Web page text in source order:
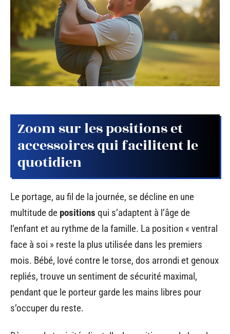
Zoom sur les positions et
accessoires qui facilitent le
quotidien
Le portage, au fil de la journée, se décline en une
multitude de positions qui s’adaptent à l’âge de
l’enfant et au rythme de la famille. La position « ventral
face à soi » reste la plus utilisée dans les premiers
mois. Bébé, lové contre le torse, dos arrondi et genoux
repliés, trouve un sentiment de sécurité maximal,
pendant que le porteur garde les mains libres pour
s’occuper du reste.